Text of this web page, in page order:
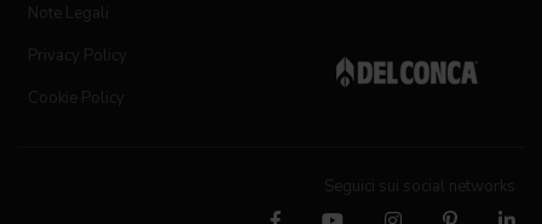
Note Legali
Privacy Policy
Cookie Policy
Seguici sui social networks